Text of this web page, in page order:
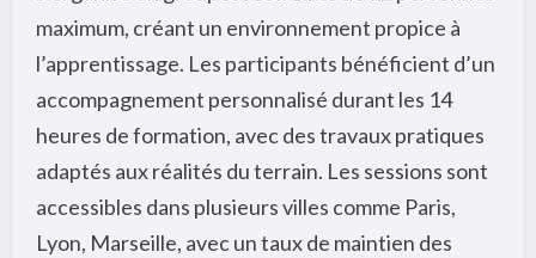
maximum, créant un environnement propice à
l’apprentissage. Les participants bénéficient d’un
accompagnement personnalisé durant les 14
heures de formation, avec des travaux pratiques
adaptés aux réalités du terrain. Les sessions sont
accessibles dans plusieurs villes comme Paris,
Lyon, Marseille, avec un taux de maintien des